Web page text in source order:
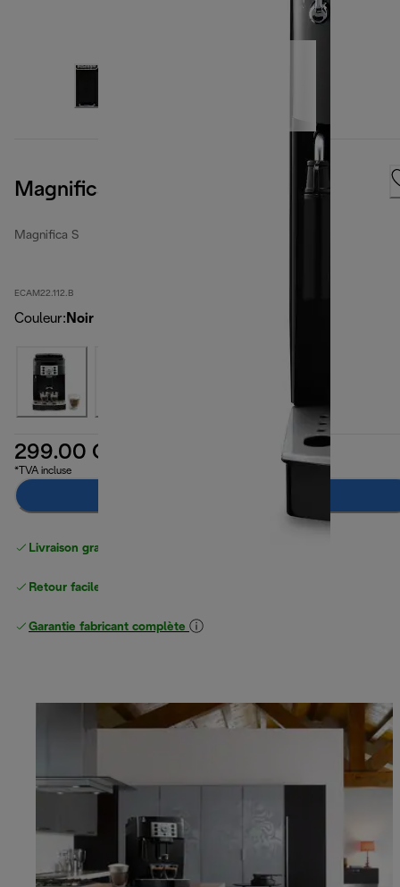
Magnifica S, Black
Magnifica S
ECAM22.112.B
Couleur: Noir
299.00 CHF
*TVA incluse
Livraison gratuite
Retour facile
Garantie fabricant complète